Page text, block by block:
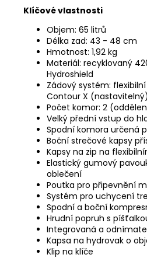
Klíčové vlastnosti
Objem: 65 litrů
Délka zad: 43 - 48 cm
Hmotnost: 1,92 kg
Materiál: recyklovaný
Hydroshield
Zádový systém:
Contour X (nastavitelný)
Počet komor: 2
Velký přední vstup do
Spodní komora určená
Boční strečové kapsy
Kapsy na zip na
Elastický gumový
oblečení
Poutka pro připevnění
Systém pro uchycení
Spodní a boční
Hrudní popruh s
Integrovaná a
Kapsa na hydrovak o
Klip na klíče